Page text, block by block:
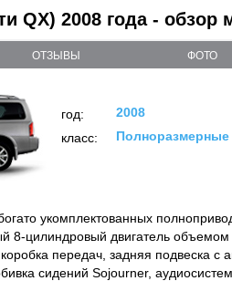
QX) 2008 года - обзор
ОТЗЫВЫ ФОТО
год:
2008
класс:
Полноразмерные
укомплектованных
8-цилиндровый двигатель
передач, задняя подвеска с
сидений Sojourner,